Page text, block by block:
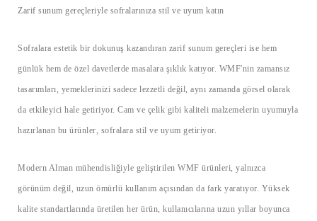
Zarif sunum gereçleriyle sofralarınıza stil ve uyum katın
Sofralara estetik bir dokunuş kazandıran zarif sunum gereçleri ise hem
günlük hem de özel davetlerde masalara şıklık katıyor. WMF'nin zamansız
tasarımları, yemeklerinizi sadece lezzetli değil, aynı zamanda görsel olarak
da etkileyici hale getiriyor. Cam ve çelik gibi kaliteli malzemelerin uyumuyla
hazırlanan bu ürünler, sofralara stil ve uyum getiriyor.
Modern Alman mühendisliğiyle geliştirilen WMF ürünleri, yalnızca
görünüm değil, uzun ömürlü kullanım açısından da fark yaratıyor. Yüksek
kalite standartlarında üretilen her ürün, kullanıcılarına uzun yıllar boyunca